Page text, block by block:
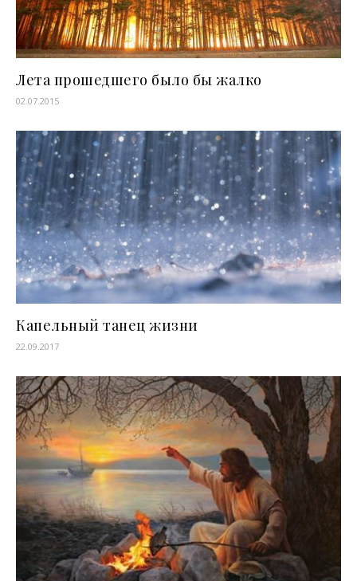
Лета прошедшего было бы жалко
02.07.2015
Капельный танец жизни
22.09.2017